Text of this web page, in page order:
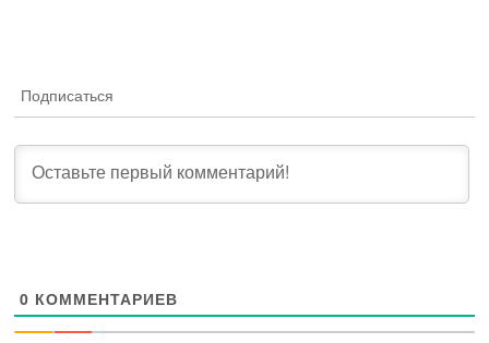
Подписаться
0 КОММЕНТАРИЕВ